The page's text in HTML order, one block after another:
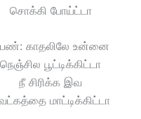
சொக்கி போய்ட்டா
காதலிலே உன்னை
நெஞ்சில பூட்டிக்கிட்டா
நீ சிரிக்க இவ
மாட்டிக்கிட்டா